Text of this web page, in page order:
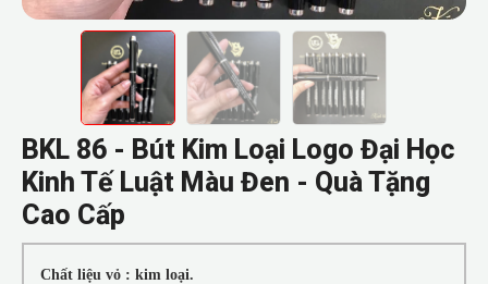
BKL 86 - Bút Kim Loại Logo Đại Học
Kinh Tế Luật Màu Đen - Quà Tặng
Cao Cấp
Chất liệu vỏ : kim loại.